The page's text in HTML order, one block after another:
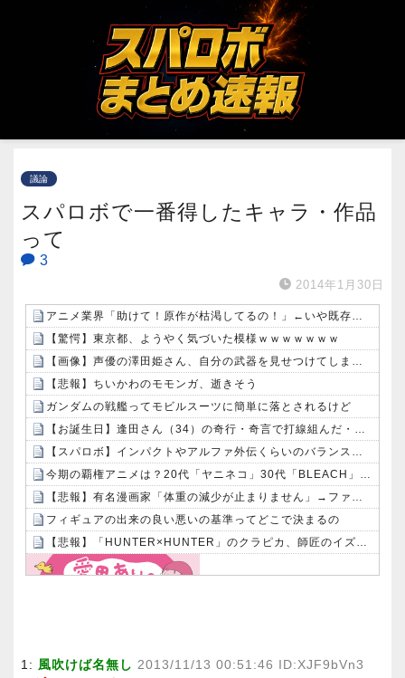
議論
スパロボで一番得したキャラ・作品
って
3
2014年1月30日
アニメ業界「助けて！原作が枯渇してるの！」←いや既存作品の2期やったら良いよね？
【驚愕】東京都、ようやく気づいた模様ｗｗｗｗｗｗｗ
【画像】声優の澤田姫さん、自分の武器を見せつけてしまうｗｗｗｗ
【悲報】ちいかわのモモンガ、逝きそう
ガンダムの戦艦ってモビルスーツに簡単に落とされるけど
【お誕生日】逢田さん（34）の奇行・奇言で打線組んだ・・・
【スパロボ】インパクトやアルファ外伝くらいのバランス求む！！ → インパクトも最終的にはコアブースターで雑魚は一撃で倒せてたけどね
今期の覇権アニメは？20代「ヤニネコ」30代「BLEACH」40代「なのは」50代「攻殻機動隊」俺「はぁ...」
【悲報】有名漫画家「体重の減少が止まりません」→ファンから心配の声：26/08/07のニュース
フィギュアの出来の良い悪いの基準ってどこで決まるの
【悲報】「HUNTER×HUNTER」のクラピカ、師匠のイズナビに対する態度が本当に酷い！！
1: 風吹けば名無し 2013/11/13 00:51:46 ID:XJF9bVn3